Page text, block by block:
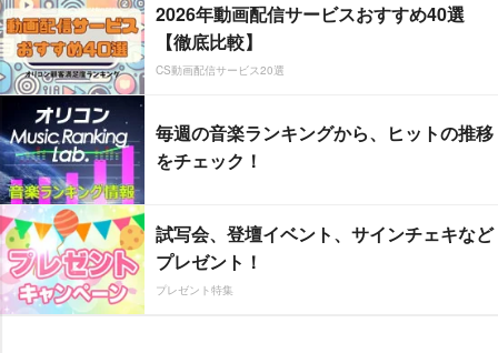
2026年動画配信サービスおすすめ40選
【徹底比較】
CS動画配信サービス20選
毎週の音楽ランキングから、ヒットの推移
をチェック！
試写会、登壇イベント、サインチェキなど
プレゼント！
プレゼント特集